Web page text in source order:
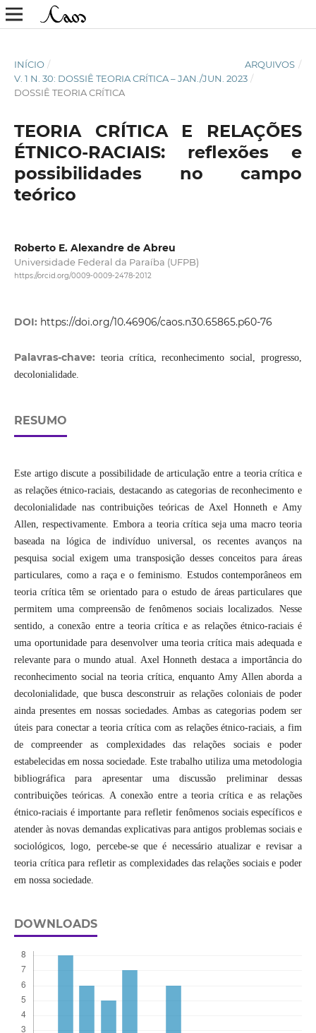
INÍCIO / ARQUIVOS /
V. 1 N. 30: DOSSIÊ TEORIA CRÍTICA – JAN./JUN. 2023 /
DOSSIÊ TEORIA CRÍTICA
TEORIA CRÍTICA E RELAÇÕES
ÉTNICO-RACIAIS: reflexões e
possibilidades no campo
teórico
Roberto E. Alexandre de Abreu
Universidade Federal da Paraíba (UFPB)
https://orcid.org/0009-0009-2478-2012
DOI: https://doi.org/10.46906/caos.n30.65865.p60-76
Palavras-chave: teoria crítica, reconhecimento social, progresso,
decolonialidade.
RESUMO
Este artigo discute a possibilidade de articulação entre a teoria crítica e
as relações étnico-raciais, destacando as categorias de reconhecimento e
decolonialidade nas contribuições teóricas de Axel Honneth e Amy
Allen, respectivamente. Embora a teoria crítica seja uma macro teoria
baseada na lógica de indivíduo universal, os recentes avanços na
pesquisa social exigem uma transposição desses conceitos para áreas
particulares, como a raça e o feminismo. Estudos contemporâneos em
teoria crítica têm se orientado para o estudo de áreas particulares que
permitem uma compreensão de fenômenos sociais localizados. Nesse
sentido, a conexão entre a teoria crítica e as relações étnico-raciais é
uma oportunidade para desenvolver uma teoria crítica mais adequada e
relevante para o mundo atual. Axel Honneth destaca a importância do
reconhecimento social na teoria crítica, enquanto Amy Allen aborda a
decolonialidade, que busca desconstruir as relações coloniais de poder
ainda presentes em nossas sociedades. Ambas as categorias podem ser
úteis para conectar a teoria crítica com as relações étnico-raciais, a fim
de compreender as complexidades das relações sociais e poder
estabelecidas em nossa sociedade. Este trabalho utiliza uma metodologia
bibliográfica para apresentar uma discussão preliminar dessas
contribuições teóricas. A conexão entre a teoria crítica e as relações
étnico-raciais é importante para refletir fenômenos sociais específicos e
atender às novas demandas explicativas para antigos problemas sociais e
sociológicos, logo, percebe-se que é necessário atualizar e revisar a
teoria crítica para refletir as complexidades das relações sociais e poder
em nossa sociedade.
DOWNLOADS